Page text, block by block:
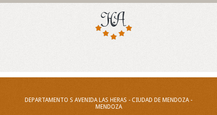
DEPARTAMENTO S AVENIDA LAS HERAS - CIUDAD DE MENDOZA -
MENDOZA